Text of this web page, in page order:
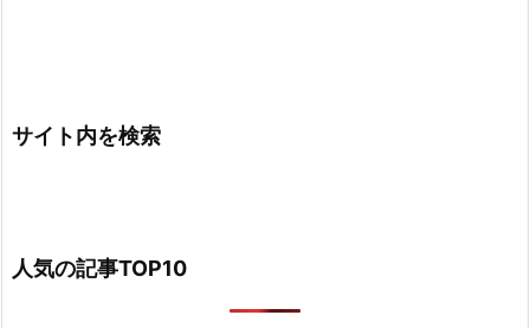
サイト内を検索
人気の記事TOP10